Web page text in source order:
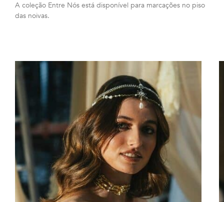
A coleção Entre Nós está disponível para marcações no piso
das noivas.